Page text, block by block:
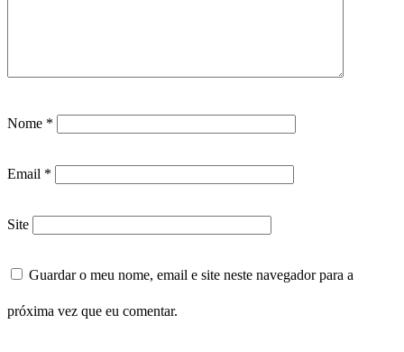
Nome *
Email *
Site
Guardar o meu nome, email e site neste navegador para a
próxima vez que eu comentar.